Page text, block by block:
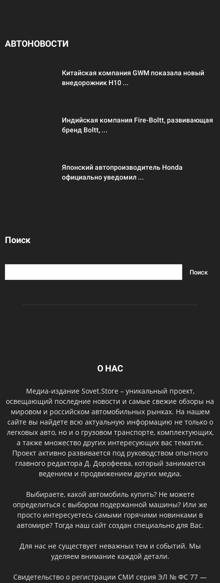
АВТОНОВОСТИ
Китайская компания GWM показала новый
внедорожник H10 ...
Индийская компания Fire-Boltt, развивающая
бренд Boltt, ...
Японский автопроизводитель Honda
официально уведомил ...
Поиск
О НАС
Медиа-издание Sovet.Store – уникальный проект,
освещающий последние новости и самые свежие обзоры на
мировом и российском автомобильных рынках. На нашем
сайте вы найдете всю актуальную информацию не только о
легковых авто, но и о грузовом транспорте, комплектующих,
а также множество других интересующих вас тематик.
Проект активно развивается под руководством опытного
главного редактора Д. Дорофеева, который занимается
ведением и продвижением других медиа.
Выбираете, какой автомобиль купить? Не можете
определиться с выбором подержанной машины? Или же
просто интересуетесь самыми горячими новинками в
автомире? Тогда наш сайт создан специально для Вас.
Для нас не существует неважных тем и событий. Мы
уделяем внимание каждой детали.
Свидетельство о регистрации СМИ серия ЭЛ № ФС 77 —